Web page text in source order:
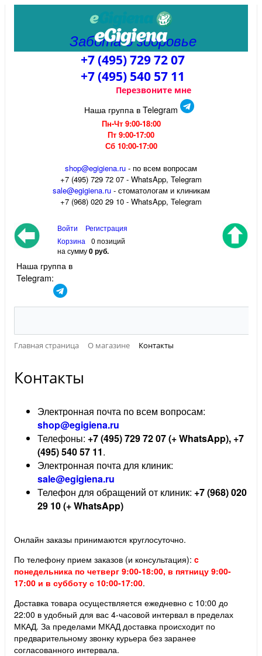
Забота о здоровье
+7 (495) 729 72 07
+7 (495) 540 57 11
Перезвоните мне
Наша группа в Telegram
Пн-Чт 9:00-18:00
Пт 9:00-17:00
Сб 10:00-17:00
shop@egigiena.ru - по всем вопросам
‎+7 (495) 729 72 07 - WhatsApp, Telegram
sale@egigiena.ru- стоматологам и клиникам
+7 (968) 020 29 10 - WhatsApp, Telegram
Войти
Регистрация
Корзина
0 позиций
на сумму0 руб.
Наша группа в
Telegram:
Главная страница О магазине Контакты
Контакты
Электронная почта по всем вопросам:
shop@egigiena.ru
Телефоны: +7 (495) 729 72 07 (+ WhatsApp), +7
(495) 540 57 11.
Электронная почта для клиник:
sale@egigiena.ru
Телефон для обращений от клиник: +7 (968) 020
29 10 (+ WhatsApp)
Онлайн заказы принимаются круглосуточно.
По телефону прием заказов (и консультация): c
понедельника по четверг 9:00-18:00, в пятницу 9:00-
17:00 и в субботу с 10:00-17:00.
Доставка товара осуществляется ежедневно с 10:00 до
22:00 в удобный для вас 4-часовой интервал в пределах
МКАД. За пределами МКАД доставка происходит по
предварительному звонку курьера без заранее
согласованного интервала.